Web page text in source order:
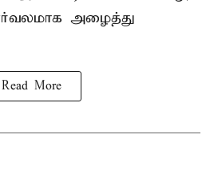
அழைத்து
Read More